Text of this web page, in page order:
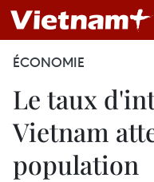
ÉCONOMIE
Le taux
Vietnam
population